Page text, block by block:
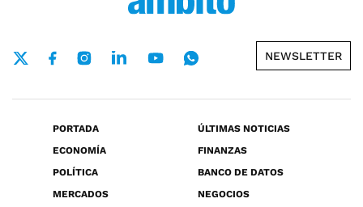
NEWSLETTER
PORTADA
ÚLTIMAS NOTICIAS
ECONOMÍA
FINANZAS
POLÍTICA
BANCO DE DATOS
MERCADOS
NEGOCIOS